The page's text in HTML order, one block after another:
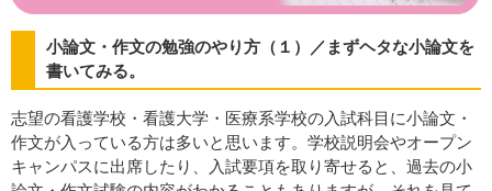
小論文・作文の勉強のやり方（１）／まずヘタな小論文を
書いてみる。
志望の看護学校・看護大学・医療系学校の入試科目に小論文・
作文が入っている方は多いと思います。学校説明会やオープン
キャンパスに出席したり、入試要項を取り寄せると、過去の小